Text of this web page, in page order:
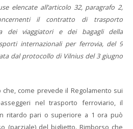
elencate all’articolo 32, paragrafo 2,
il contratto di trasporto
dei viaggiatori e dei bagagli della
internazionali per ferrovia, del 9
dal protocollo di Vilnius del 3 giugno
come prevede il Regolamento sui
nel trasporto ferroviario, il
ritardo pari o superiore a 1 ora può
(parziale) del biglietto. Rimborso che